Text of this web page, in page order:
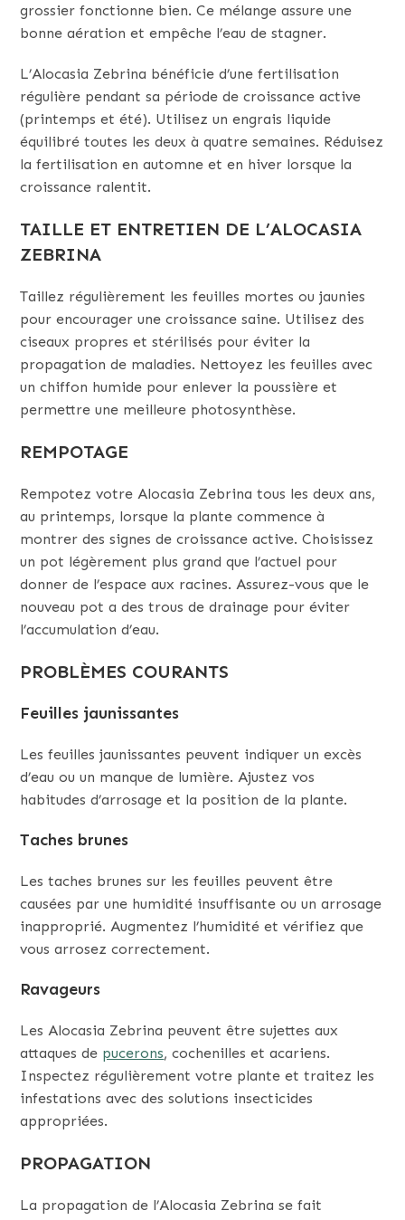
grossier fonctionne bien. Ce mélange assure une
bonne aération et empêche l’eau de stagner.
L’Alocasia Zebrina bénéficie d’une fertilisation
régulière pendant sa période de croissance active
(printemps et été). Utilisez un engrais liquide
équilibré toutes les deux à quatre semaines. Réduisez
la fertilisation en automne et en hiver lorsque la
croissance ralentit.
TAILLE ET ENTRETIEN DE L’ALOCASIA
ZEBRINA
Taillez régulièrement les feuilles mortes ou jaunies
pour encourager une croissance saine. Utilisez des
ciseaux propres et stérilisés pour éviter la
propagation de maladies. Nettoyez les feuilles avec
un chiffon humide pour enlever la poussière et
permettre une meilleure photosynthèse.
REMPOTAGE
Rempotez votre Alocasia Zebrina tous les deux ans,
au printemps, lorsque la plante commence à
montrer des signes de croissance active. Choisissez
un pot légèrement plus grand que l’actuel pour
donner de l’espace aux racines. Assurez-vous que le
nouveau pot a des trous de drainage pour éviter
l’accumulation d’eau.
PROBLÈMES COURANTS
Feuilles jaunissantes
Les feuilles jaunissantes peuvent indiquer un excès
d’eau ou un manque de lumière. Ajustez vos
habitudes d’arrosage et la position de la plante.
Taches brunes
Les taches brunes sur les feuilles peuvent être
causées par une humidité insuffisante ou un arrosage
inapproprié. Augmentez l’humidité et vérifiez que
vous arrosez correctement.
Ravageurs
Les Alocasia Zebrina peuvent être sujettes aux
attaques de pucerons, cochenilles et acariens.
Inspectez régulièrement votre plante et traitez les
infestations avec des solutions insecticides
appropriées.
PROPAGATION
La propagation de l’Alocasia Zebrina se fait